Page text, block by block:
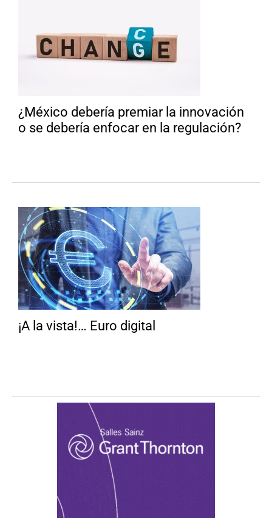
¿México debería premiar la innovación
o se debería enfocar en la regulación?
¡A la vista!… Euro digital